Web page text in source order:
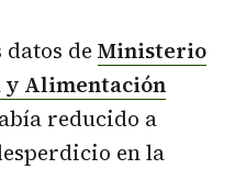
datos de Ministerio
y Alimentación
reducido a
en la